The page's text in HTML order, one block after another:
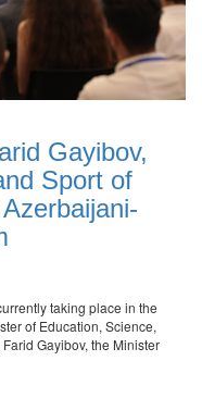
Gayibov,
Sport of
taking place in the
of Education, Science,
Gayibov, the Minister